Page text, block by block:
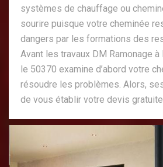
systèmes de chauffage ou
sourire puisque votre cheminée
dangers par les formations des
Avant les travaux DM Ramonage
le 50370 examine d’abord votre
résoudre les problèmes. Alors,
de vous établir votre devis